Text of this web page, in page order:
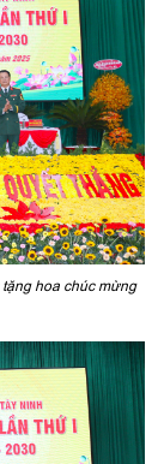
hoa chúc mừng